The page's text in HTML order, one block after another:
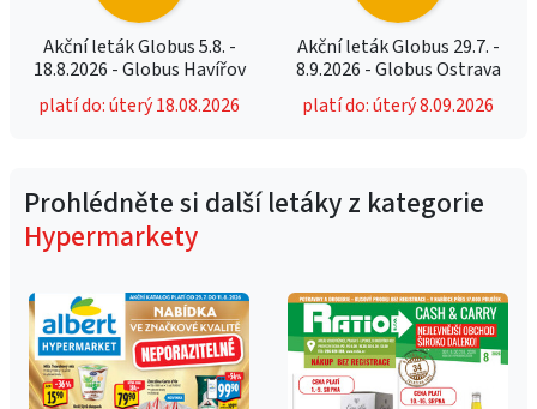
Akční leták Globus 5.8. -
18.8.2026 - Globus Havířov
platí do: úterý 18.08.2026
Akční leták Globus 29.7. -
8.9.2026 - Globus Ostrava
platí do: úterý 8.09.2026
Prohlédněte si další letáky z kategorie
Hypermarkety